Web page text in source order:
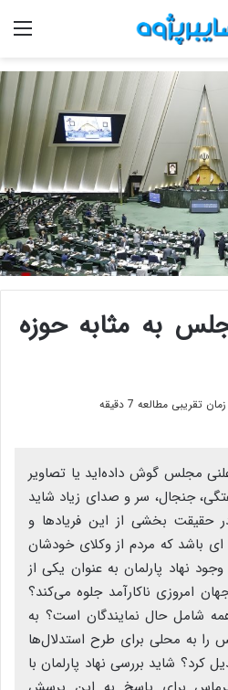
به مثابه حوزه
زمان تقریبی مطالعه 7 دقیقه
مجلس گوش داده‌اید یا تصاویر
جنجال، سر و صدای زیاد شاید
حقیقت بخشی از این فریادها و
باشد که مردم از وکلای خودشان
وجود نهاد پارلمان به عنوان یکی از
امروزی ناکارآمد جلوه می‌کند؟
شامل حال نمایندگان است؟ به
را به محلی برای طرح استدلال‌ها
کرد؟ شاید بررسی نهاد پارلمان با